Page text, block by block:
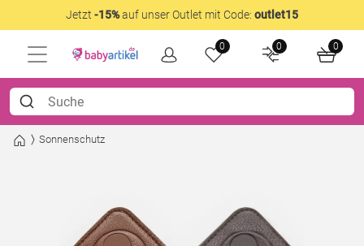
Jetzt -15%auf unser Outlet mit Code: outlet15
0 0 0
Sonnenschutz